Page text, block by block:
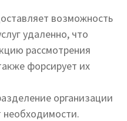
возможность
удаленно, что
рассмотрения
форсирует их
организации
необходимости.